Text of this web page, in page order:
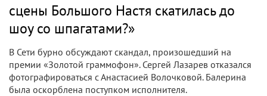
сцены Большого Настя скатилась до
шоу со шпагатами?»
В Сети бурно обсуждают скандал, произошедший на
премии «Золотой граммофон». Сергей Лазарев отказался
фотографироваться с Анастасией Волочковой. Балерина
была оскорблена поступком исполнителя.